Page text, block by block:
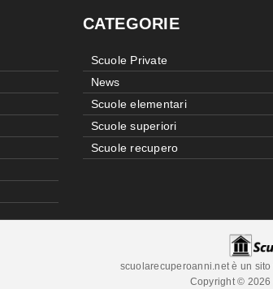
CATEGORIE
Scuole Private
News
Scuole elementari
Scuole superiori
Scuole recupero
scuolarecuperoanni.net è un
Copyright © 2026